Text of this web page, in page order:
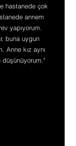
hastanede çok
annem
yapıyorum.
buna uygun
Anne kız aynı
düşünüyorum."